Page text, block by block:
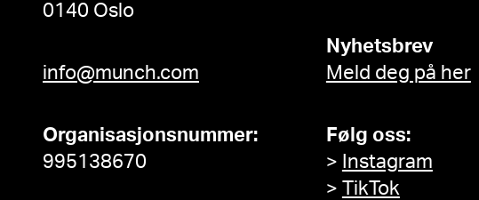
0140 Oslo
info@munch.com
Organisasjonsnummer:
995138670
Nyhetsbrev
Meld deg på her
Følg oss:
> Instagram
> TikTok